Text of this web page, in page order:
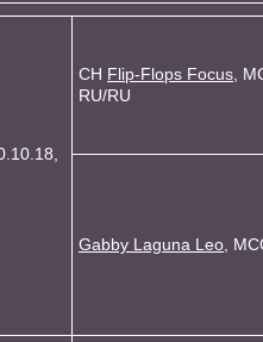
CH Flip-Flops Focus ,
RU/RU
Gabby Laguna Leo ,